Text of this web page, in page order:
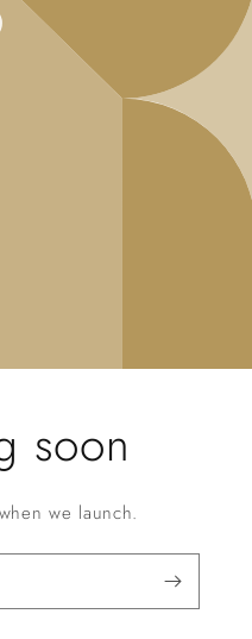
soon
we launch.